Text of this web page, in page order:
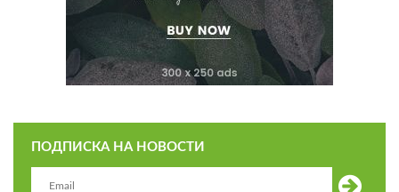
ПОДПИСКА НА НОВОСТИ